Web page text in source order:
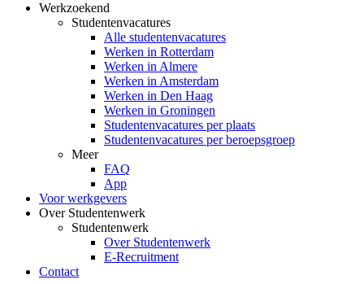
Werkzoekend
Studentenvacatures
Alle studentenvacatures
Werken in Rotterdam
Werken in Almere
Werken in Amsterdam
Werken in Den Haag
Werken in Groningen
Studentenvacatures per plaats
Studentenvacatures per beroepsgroep
Meer
FAQ
App
Voor werkgevers
Over Studentenwerk
Studentenwerk
Over Studentenwerk
E-Recruitment
Contact